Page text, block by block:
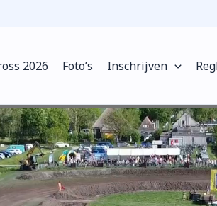
2026 Foto’s Inschrijven